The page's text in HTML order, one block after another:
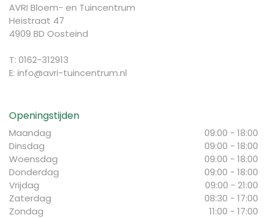
AVRI Bloem- en Tuincentrum
Heistraat 47
4909 BD Oosteind
T: 0162-312913
E: info@avri-tuincentrum.nl
Openingstijden
Maandag
09:00 - 18:00
Dinsdag
09:00 - 18:00
Woensdag
09:00 - 18:00
Donderdag
09:00 - 18:00
Vrijdag
09:00 - 21:00
Zaterdag
08:30 - 17:00
Zondag
11:00 - 17:00